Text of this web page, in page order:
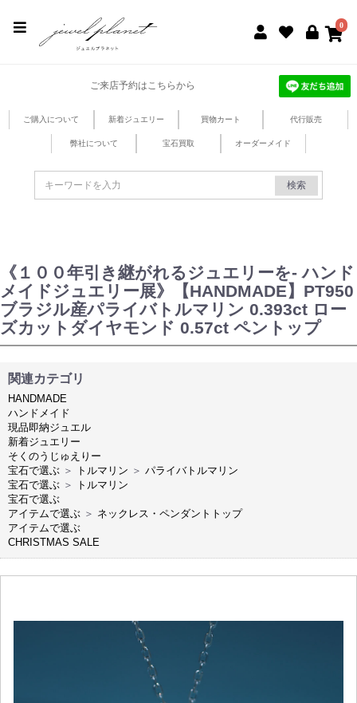
0
ご来店予約はこちらから
ご購入について 新着ジュエリー 買物カート 代行販売
弊社について 宝石買取 オーダーメイド
検索
《１００年引き継がれるジュエリーを- ハンド
メイドジュエリー展》【HANDMADE】PT950
ブラジル産パライバトルマリン 0.393ct ロー
ズカットダイヤモンド 0.57ct ペントップ
関連カテゴリ
HANDMADE
ハンドメイド
現品即納ジュエル
新着ジュエリー
そくのうじゅえりー
宝石で選ぶ ＞ トルマリン ＞ パライバトルマリン
宝石で選ぶ ＞
トルマリン
宝石で選ぶ
アイテムで選ぶ ＞ ネックレス・ペンダントトップ
アイテムで選ぶ
CHRISTMAS SALE